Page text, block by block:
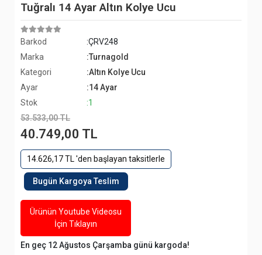
Tuğralı 14 Ayar Altın Kolye Ucu
Barkod
:ÇRV248
Marka
:Turnagold
Kategori
:Altın Kolye Ucu
Ayar
:14 Ayar
Stok
:1
53.533,00 TL
40.749,00 TL
14.626,17 TL 'den başlayan taksitlerle
Bugün Kargoya Teslim
Ürünün Youtube Videosu
İçin Tıklayın
En geç 12 Ağustos Çarşamba günü kargoda!